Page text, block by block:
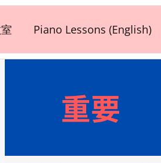
Piano Lessons (English)